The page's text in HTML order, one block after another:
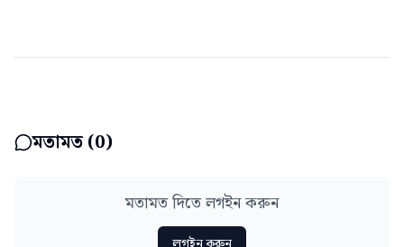
মতামত (0)
মতামত দিতে লগইন করুন